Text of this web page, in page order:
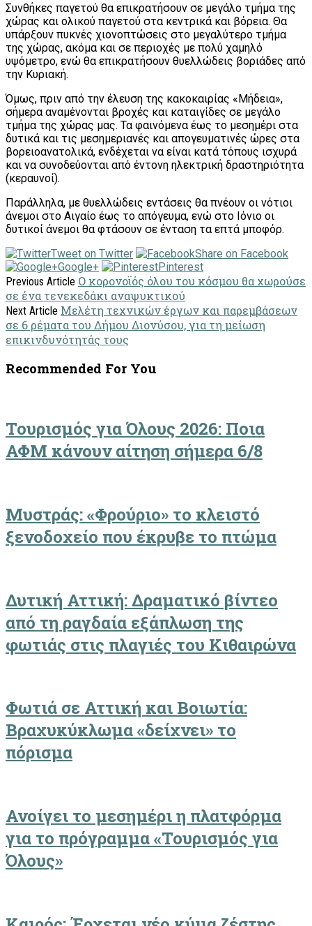
Συνθήκες παγετού θα επικρατήσουν σε μεγάλο τμήμα της
χώρας και ολικού παγετού στα κεντρικά και βόρεια. Θα
υπάρξουν πυκνές χιονοπτώσεις στο μεγαλύτερο τμήμα
της χώρας, ακόμα και σε περιοχές με πολύ χαμηλό
υψόμετρο, ενώ θα επικρατήσουν θυελλώδεις βοριάδες από
την Κυριακή.
Όμως, πριν από την έλευση της κακοκαιρίας «Μήδεια»,
σήμερα αναμένονται βροχές και καταιγίδες σε μεγάλο
τμήμα της χώρας μας. Τα φαινόμενα έως το μεσημέρι στα
δυτικά και τις μεσημεριανές και απογευματινές ώρες στα
βορειοανατολικά, ενδέχεται να είναι κατά τόπους ισχυρά
και να συνοδεύονται από έντονη ηλεκτρική δραστηριότητα
(κεραυνοί).
Παράλληλα, με θυελλώδεις εντάσεις θα πνέουν οι νότιοι
άνεμοι στο Αιγαίο έως το απόγευμα, ενώ στο Ιόνιο οι
δυτικοί άνεμοι θα φτάσουν σε ένταση τα επτά μποφόρ.
Tweet on Twitter
Share on Facebook
Google+
Pinterest
Previous Article Ο κορονοϊός όλου του κόσμου θα χωρούσε
σε ένα τενεκεδάκι αναψυκτικού
Next Article Μελέτη τεχνικών έργων και παρεμβάσεων
σε 6 ρέματα του Δήμου Διονύσου, για τη μείωση
επικινδυνότητάς τους
Recommended For You
Τουρισμός για Όλους 2026: Ποια
ΑΦΜ κάνουν αίτηση σήμερα 6/8
Μυστράς: «Φρούριο» το κλειστό
ξενοδοχείο που έκρυβε το πτώμα
Δυτική Αττική: Δραματικό βίντεο
από τη ραγδαία εξάπλωση της
φωτιάς στις πλαγιές του Κιθαιρώνα
Φωτιά σε Αττική και Βοιωτία:
Βραχυκύκλωμα «δείχνει» το
πόρισμα
Ανοίγει το μεσημέρι η πλατφόρμα
για το πρόγραμμα «Τουρισμός για
Όλους»